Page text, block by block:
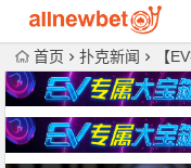
首页 扑克新闻 【